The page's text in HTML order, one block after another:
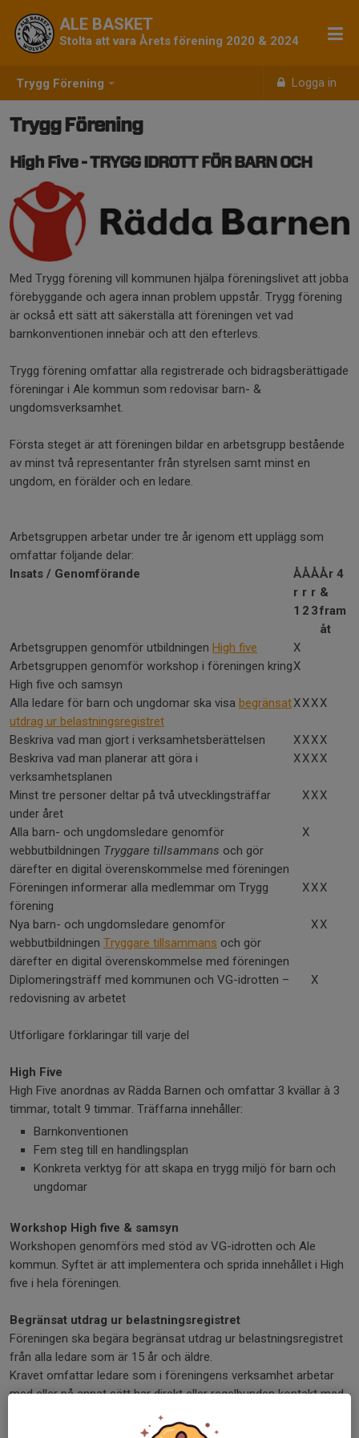
Trygg Förening Logga in
ALE BASKET
Stolta att vara Årets förening 2020 & 2024
Trygg Förening
High Five - TRYGG IDROTT FÖR BARN OCH
Med Trygg förening vill kommunen hjälpa föreningslivet att jobba
förebyggande och agera innan problem uppstår. Trygg förening
är också ett sätt att säkerställa att föreningen vet vad
barnkonventionen innebär och att den efterlevs.
Trygg förening omfattar alla registrerade och bidragsberättigade
föreningar i Ale kommun som redovisar barn- &
ungdomsverksamhet.
Första steget är att föreningen bildar en arbetsgrupp bestående
av minst två representanter från styrelsen samt minst en
ungdom, en förälder och en ledare.
Arbetsgruppen arbetar under tre år igenom ett upplägg som
omfattar följande delar:
Insats / Genomförande
Å
r
1
Å
r
2
Å
r
3
År 4
&
fram
åt
Arbetsgruppen genomför utbildningen High five
X
Arbetsgruppen genomför workshop i föreningen kring
High five och samsyn
X
Alla ledare för barn och ungdomar ska visa begränsat
utdrag ur belastningsregistret
XXXX
Beskriva vad man gjort i verksamhetsberättelsen XXXX
Beskriva vad man planerar att göra i
verksamhetsplanen
XXXX
Minst tre personer deltar på två utvecklingsträffar
under året
XXX
Alla barn- och ungdomsledare genomför
webbutbildningen Tryggare tillsammans och gör
därefter en digital överenskommelse med föreningen
X
Föreningen informerar alla medlemmar om Trygg
förening
XXX
Nya barn- och ungdomsledare genomför
webbutbildningen Tryggare tillsammans och gör
därefter en digital överenskommelse med föreningen
XX
Diplomeringsträff med kommunen och VG-idrotten –
redovisning av arbetet
X
Utförligare förklaringar till varje del
High Five
High Five anordnas av Rädda Barnen och omfattar 3 kvällar à 3
timmar, totalt 9 timmar. Träffarna innehåller:
Barnkonventionen
Fem steg till en handlingsplan
Konkreta verktyg för att skapa en trygg miljö för barn och
ungdomar
Workshop High five & samsyn
Workshopen genomförs med stöd av VG-idrotten och Ale
kommun. Syftet är att implementera och sprida innehållet i High
five i hela föreningen.
Begränsat utdrag ur belastningsregistret
Föreningen ska begära begränsat utdrag ur belastningsregistret
från alla ledare som är 15 år och äldre.
Kravet omfattar ledare som i föreningens verksamhet arbetar
med eller på annat sätt har direkt eller regelbunden kontakt med
barn. Som barn räknas alla upp till 18 år.
Utdraget ska uppvisas i original och återlämnas direkt till